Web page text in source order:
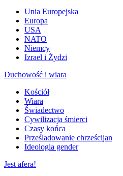
Unia Europejska
Europa
USA
NATO
Niemcy
Izrael i Żydzi
Duchowość i wiara
Kościół
Wiara
Świadectwo
Cywilizacja śmierci
Czasy końca
Prześladowanie chrześcijan
Ideologia gender
Jest afera!